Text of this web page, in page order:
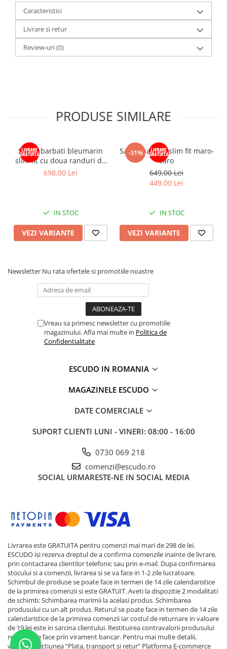
Caracteristici
Livrare si retur
Review-uri(0)
PRODUSE SIMILARE
Sacou barbati bleumarin
slim fit cu doua randuri de
nasturi
698,00 Lei
IN STOC
VEZI VARIANTE
-31%
Sacou barbati slim fit maro-
caro
649,00 Lei
449,00 Lei
IN STOC
VEZI VARIANTE
Newsletter Nu rata ofertele si promotiile noastre
Vreau sa primesc newsletter cu promotiile
magazinului. Afla mai multe in Politica de
Confidentialitate
ESCUDO IN ROMANIA
MAGAZINELE ESCUDO
DATE COMERCIALE
SUPORT CLIENTI LUNI - VINERI: 08:00 - 16:00
0730 069 218
comenzi@escudo.ro
SOCIAL URMARESTE-NE IN SOCIAL MEDIA
Livrarea este GRATUITA pentru comenzi mai mari de 298 de lei.
ESCUDO isi rezerva dreptul de a confirma comenzile inainte de livrare,
prin contactarea clientilor telefonic sau prin e-mail. Dupa confirmarea
stocului si a comenzii, livrarea si se va face in 1-2 zile lucratoare.
Schimbul de produse se poate face in termen de 14 zile calendaristice
de la primirea comenzii si este GRATUIT. Aveti la dispozitie 2 modalitati
de schimb: Schimbarea marimii la acelasi produs. Schimbarea
produsului cu un alt produs. Returul se poate face in termen de 14 zile
calendaristice de la primirea comenzii iar costul de returnare in valoare
de 19 lei este in sarcina clientului. Restituirea contravalorii produsului
returnat se face prin virament bancar. Pentru mai multe detalii,
verificati sectiunea “Plata, transport si retur” Platforma E-commerce